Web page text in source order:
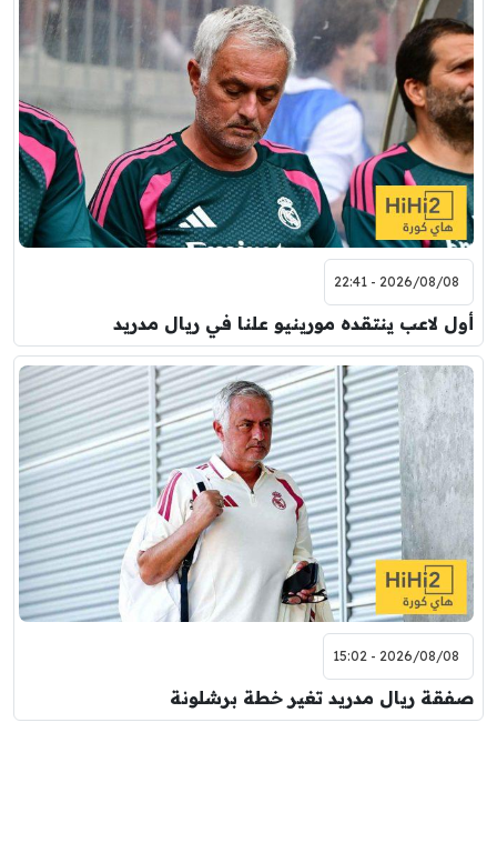
2026/08/08 - 22:41
أول لاعب ينتقده مورينيو علنا في ريال مدريد
2026/08/08 - 15:02
صفقة ريال مدريد تغير خطة برشلونة